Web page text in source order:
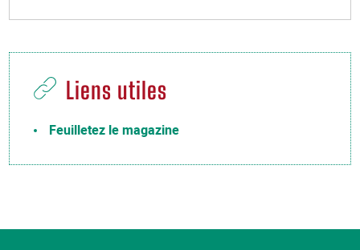
Liens utiles
Feuilletez le magazine